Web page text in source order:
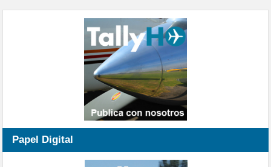
Papel Digital